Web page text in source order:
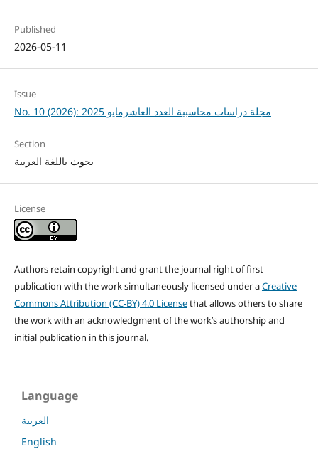
Published
2026-05-11
Issue
No. 10 (2026): مجلة دراسات محاسبية العدد العاشرمايو 2025
Section
بحوث باللغة العربية
License
Authors retain copyright and grant the journal right of first
publication with the work simultaneously licensed under aCreative
Commons Attribution (CC-BY) 4.0 Licensethat allows others to share
the work with an acknowledgment of the work’s authorship and
initial publication in this journal.
Language
العربية
English